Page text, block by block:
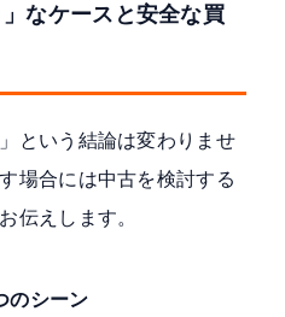
なケースと安全な買
という結論は変わりませ
場合には中古を検討する
伝えします。
のシーン